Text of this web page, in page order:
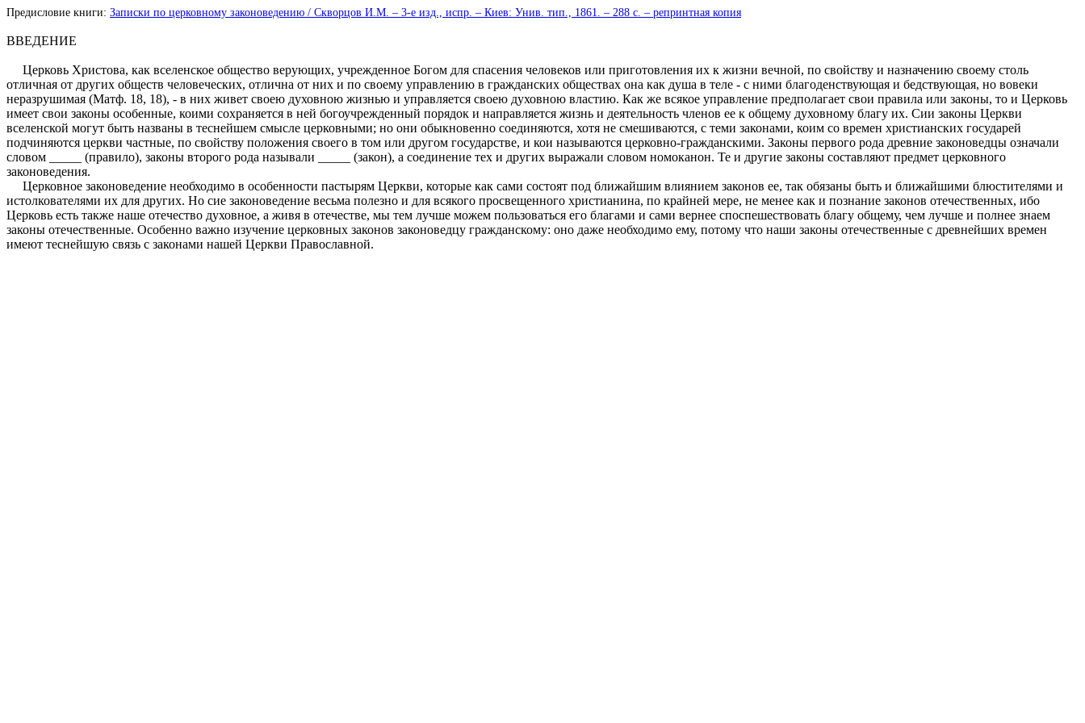
Предисловие книги: Записки по церковному законоведению / Скворцов И.М. – 3-е изд., испр. – Киев: Унив. тип., 1861. – 288 с. – репринтная копия
ВВЕДЕНИЕ
Церковь Христова, как вселенское общество верующих, учрежденное Богом для спасения человеков или приготовления их к жизни вечной, по свойству и назначению своему столь
отличная от других обществ человеческих, отлична от них и по своему управлению в гражданских обществах она как душа в теле - с ними благоденствующая и бедствующая, но вовеки
неразрушимая (Матф. 18, 18), - в них живет своею духовною жизнью и управляется своею духовною властию. Как же всякое управление предполагает свои правила или законы, то и Церковь
имеет свои законы особенные, коими сохраняется в ней богоучрежденный порядок и направляется жизнь и деятельность членов ее к общему духовному благу их. Сии законы Церкви
вселенской могут быть названы в теснейшем смысле церковными; но они обыкновенно соединяются, хотя не смешиваются, с теми законами, коим со времен христианских государей
подчиняются церкви частные, по свойству положения своего в том или другом государстве, и кои называются церковно-гражданскими. Законы первого рода древние законоведцы означали
словом _____ (правило), законы второго рода называли _____ (закон), а соединение тех и других выражали словом номоканон. Те и другие законы составляют предмет церковного
законоведения.
Церковное законоведение необходимо в особенности пастырям Церкви, которые как сами состоят под ближайшим влиянием законов ее, так обязаны быть и ближайшими блюстителями и
истолкователями их для других. Но сие законоведение весьма полезно и для всякого просвещенного христианина, по крайней мере, не менее как и познание законов отечественных, ибо
Церковь есть также наше отечество духовное, а живя в отечестве, мы тем лучше можем пользоваться его благами и сами вернее споспешествовать благу общему, чем лучше и полнее знаем
законы отечественные. Особенно важно изучение церковных законов законоведцу гражданскому: оно даже необходимо ему, потому что наши законы отечественные с древнейших времен
имеют теснейшую связь с законами нашей Церкви Православной.